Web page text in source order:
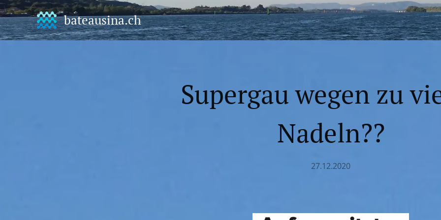
bateausina.ch
Supergau wegen zu
Nadeln??
27.12.2020